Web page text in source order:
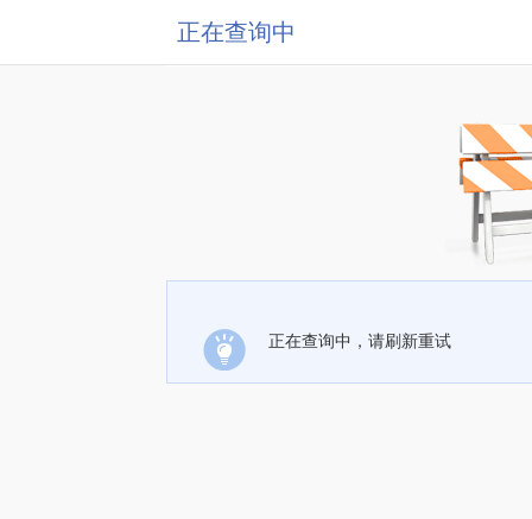
正在查询中
正在查询中，请刷新重试